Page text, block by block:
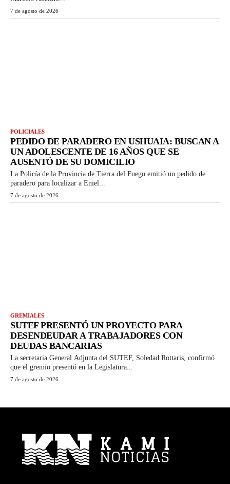
7 de agosto de 2026
POLICIALES
PEDIDO DE PARADERO EN USHUAIA: BUSCAN A
UN ADOLESCENTE DE 16 AÑOS QUE SE
AUSENTÓ DE SU DOMICILIO
La Policía de la Provincia de Tierra del Fuego emitió un pedido de
paradero para localizar a Eniel...
7 de agosto de 2026
GREMIALES
SUTEF PRESENTÓ UN PROYECTO PARA
DESENDEUDAR A TRABAJADORES CON
DEUDAS BANCARIAS
La secretaria General Adjunta del SUTEF, Soledad Rottaris, confirmó
que el gremio presentó en la Legislatura...
7 de agosto de 2026